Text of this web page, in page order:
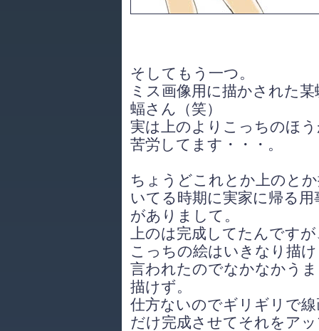
そしてもう一つ。
ミス画像用に描かされた某
蝠さん（笑）
実は上のよりこっちのほ
苦労してます・・・。
ちょうどこれとか上のと
いてる時期に実家に帰る用
がありまして。
上のは完成してたんです
こっちの絵はいきなり描
言われたのでなかなかう
描けず。
仕方ないのでギリギリで線
だけ完成させてそれをア